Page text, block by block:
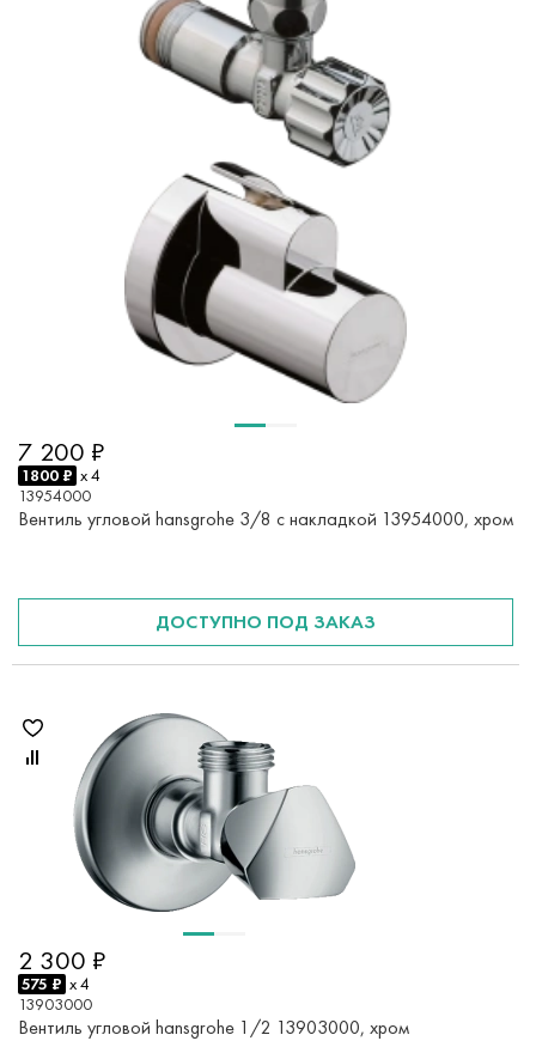
7 200 ₽
1800 ₽ x 4
13954000
Вентиль угловой hansgrohe 3/8 с накладкой 13954000, хром
ДОСТУПНО ПОД ЗАКАЗ
2 300 ₽
575 ₽ x 4
13903000
Вентиль угловой hansgrohe 1/2 13903000, хром